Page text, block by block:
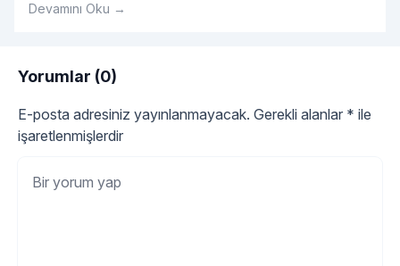
tüm detayları sırasıyla açıklayalım.
Devamını Oku →
Yorumlar (0)
E-posta adresiniz yayınlanmayacak. Gerekli alanlar * ile
işaretlenmişlerdir